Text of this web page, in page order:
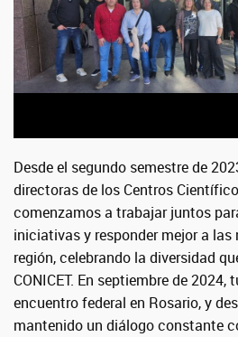
Desde el segundo semestre de
directoras de los Centros
comenzamos a trabajar juntos
iniciativas y responder mejor a las
región, celebrando la diversidad
CONICET. En septiembre de
encuentro federal en Rosario, y
mantenido un diálogo constante